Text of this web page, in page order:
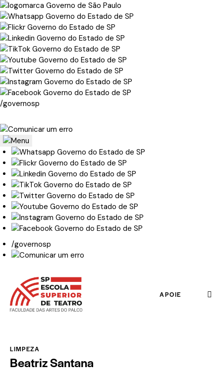
/governosp
/governosp
APOIE
LIMPEZA
Beatriz Santana